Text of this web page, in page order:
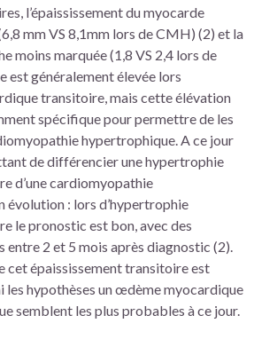
l’épaississement du myocarde
mm VS 8,1mm lors de CMH) (2) et la
moins marquée (1,8 VS 2,4 lors de
est généralement élevée lors
transitoire, mais cette élévation
spécifique pour permettre de les
hypertrophique. A ce jour
de différencier une hypertrophie
d’une cardiomyopathie
évolution : lors d’hypertrophie
le pronostic est bon, avec des
entre 2 et 5 mois après diagnostic (2).
cet épaississement transitoire est
les hypothèses un œdème myocardique
semblent les plus probables à ce jour.